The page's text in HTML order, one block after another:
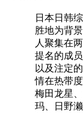
日本日韩
胜地为背
人聚集在
提名的成
以及注定
情在热带
梅田龙星
玛、日野